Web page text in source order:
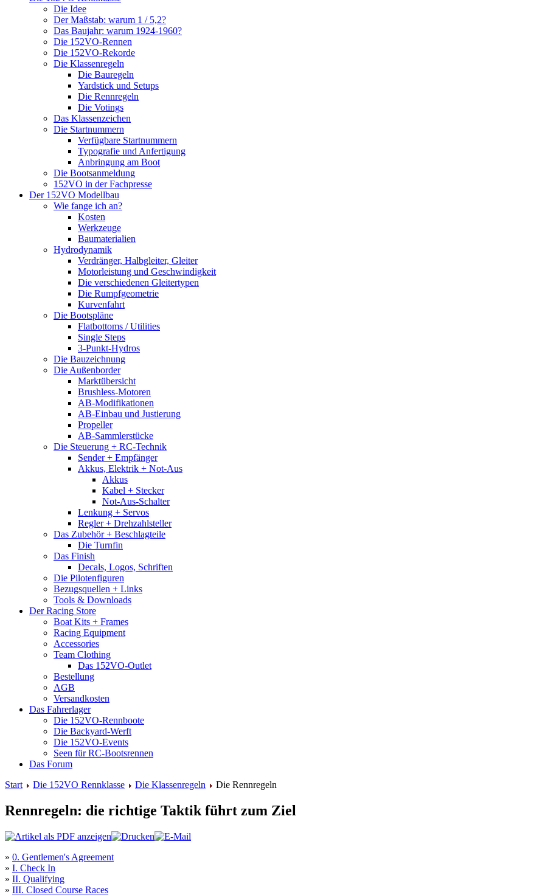
Die Idee
Der Maßstab: warum 1 / 5,2?
Das Baujahr: warum 1924-1960?
Die 152VO-Rennen
Die 152VO-Rekorde
Die Klassenregeln
Die Bauregeln
Yardstick und Setups
Die Rennregeln
Die Votings
Das Klassenzeichen
Die Startnummern
Verfügbare Startnummern
Typografie und Anfertigung
Anbringung am Boot
Die Bootsanmeldung
152VO in der Fachpresse
Der 152VO Modellbau
Wie fange ich an?
Kosten
Werkzeuge
Baumaterialien
Hydrodynamik
Verdränger, Halbgleiter, Gleiter
Motorleistung und Geschwindigkeit
Die verschiedenen Gleitertypen
Die Rumpfgeometrie
Kurvenfahrt
Die Bootspläne
Flatbottoms / Utilities
Single Steps
3-Punkt-Hydros
Die Bauzeichnung
Die Außenborder
Marktübersicht
Brushless-Motoren
AB-Modifikationen
AB-Einbau und Justierung
Propeller
AB-Sammlerstücke
Die Steuerung + RC-Technik
Sender + Empfänger
Akkus, Elektrik + Not-Aus
Akkus
Kabel + Stecker
Not-Aus-Schalter
Lenkung + Servos
Regler + Drehzahlsteller
Das Zubehör + Beschlagteile
Die Turnfin
Das Finish
Decals, Logos, Schriften
Die Pilotenfiguren
Bezugsquellen + Links
Tools & Downloads
Der Racing Store
Boat Kits + Frames
Racing Equipment
Accessories
Team Clothing
Das 152VO-Outlet
Bestellung
AGB
Versandkosten
Das Fahrerlager
Die 152VO-Rennboote
Die Backyard-Werft
Die 152VO-Events
Seen für RC-Bootsrennen
Das Forum
Start
Die 152VO Rennklasse Die Klassenregeln Die Rennregeln
Rennregeln: die richtige Taktik führt zum Ziel
» 0. Gentlemen's Agreement
» I. Check In
» II. Qualifying
» III. Closed Course Races